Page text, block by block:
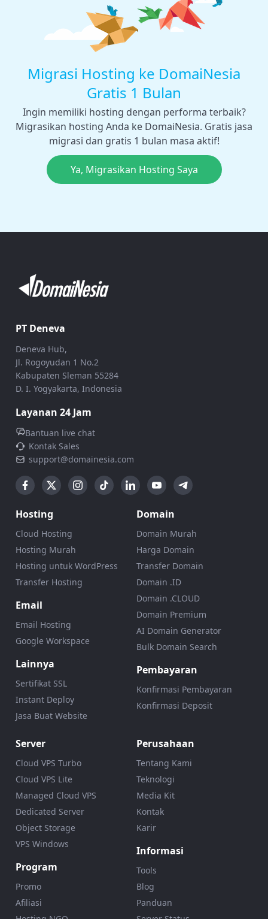
Migrasi Hosting ke DomaiNesia
Gratis 1 Bulan
Ingin memiliki hosting dengan performa terbaik?
Migrasikan hosting Anda ke DomaiNesia. Gratis jasa
migrasi dan gratis 1 bulan masa aktif!
Ya, Migrasikan Hosting Saya
PT Deneva
Deneva Hub,
Jl. Rogoyudan 1 No.2
Kabupaten Sleman 55284
D. I. Yogyakarta, Indonesia
Layanan 24 Jam
Bantuan live chat
Kontak Sales
support@domainesia.com
Hosting
Cloud Hosting
Hosting Murah
Hosting untuk WordPress
Transfer Hosting
Email
Email Hosting
Google Workspace
Lainnya
Sertifikat SSL
Instant Deploy
Jasa Buat Website
Domain
Domain Murah
Harga Domain
Transfer Domain
Domain .ID
Domain .CLOUD
Domain Premium
AI Domain Generator
Bulk Domain Search
Pembayaran
Konfirmasi Pembayaran
Konfirmasi Deposit
Server
Cloud VPS Turbo
Cloud VPS Lite
Managed Cloud VPS
Dedicated Server
Object Storage
VPS Windows
Program
Promo
Afiliasi
Perusahaan
Tentang Kami
Teknologi
Media Kit
Kontak
Karir
Informasi
Tools
Blog
Panduan